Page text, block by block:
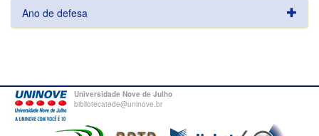
Ano de defesa
Universidade Nove de Julho
bibliotecatede@uninove.br